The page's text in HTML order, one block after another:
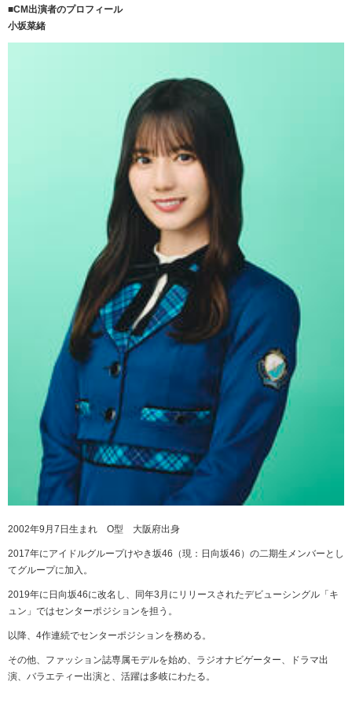
■CM出演者のプロフィール
小坂菜緒
2002年9 月 7 日生まれ O型 大阪府出身
2017年にアイドルグループけやき坂46 （現：日向坂46 ）の二期生メンバーとし
てグループに加入。
2019年に日向坂46に改名し、同年3 月にリリースされたデビューシングル「キ
ュン」ではセンターポジションを担う。
以降、 4作連続でセンターポジションを務める。
その他、ファッション誌専属モデルを始め、ラジオナビゲーター、ドラマ出
演、バラエティー出演と、活躍は多岐にわたる。